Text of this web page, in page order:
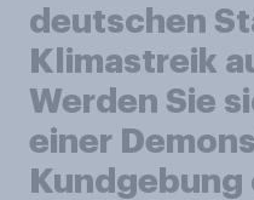
deutschen
Klimastreik
Werden Sie
einer
Kundgebung